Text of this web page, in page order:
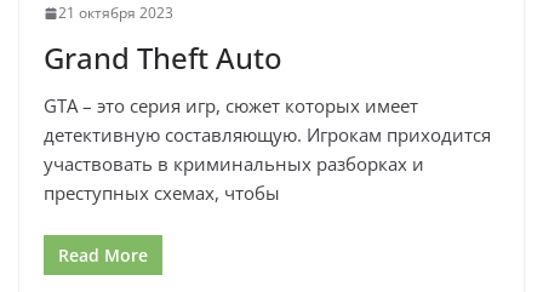
21 октября 2023
Grand Theft Auto
GTA – это серия игр, сюжет которых имеет
детективную составляющую. Игрокам приходится
участвовать в криминальных разборках и
преступных схемах, чтобы
Read More